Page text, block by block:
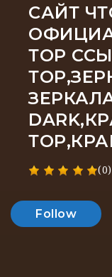
САЙТ
ТОР
(0)
Follow